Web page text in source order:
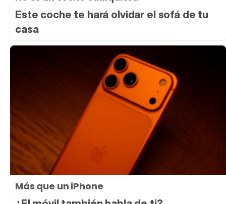
Este coche te hará olvidar el sofá de tu
casa
Más que un iPhone